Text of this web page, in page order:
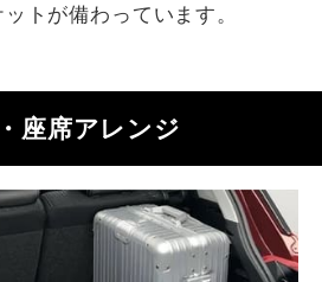
トが備わっています。
座席アレンジ